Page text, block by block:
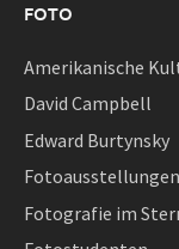
FOTO
Amerikanische
David Campbell
Edward Burtynsky
Fotoausstellungen
Fotografie im